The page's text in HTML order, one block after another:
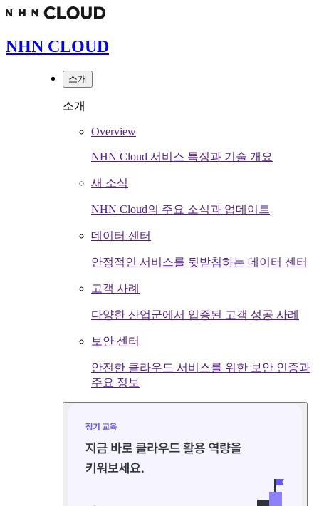
NHN CLOUD
소개
소개
Overview
NHN Cloud 서비스 특징과 기술 개요
새 소식
NHN Cloud의 주요 소식과 업데이트
데이터 센터
안정적인 서비스를 뒷받침하는 데이터 센터
고객 사례
다양한 산업군에서 입증된 고객 성공 사례
보안 센터
안전한 클라우드 서비스를 위한 보안 인증과
주요 정보